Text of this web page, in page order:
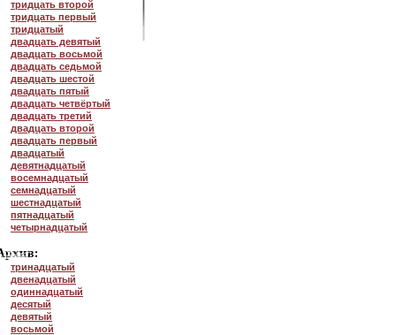
тридцать второй
тридцать первый
тридцатый
двадцать девятый
двадцать восьмой
двадцать седьмой
двадцать шестой
двадцать пятый
двадцать четвёртый
двадцать третий
двадцать второй
двадцать первый
двадцатый
девятнадцатый
восемнадцатый
семнадцатый
шестнадцатый
пятнадцатый
четырнадцатый
тринадцатый
двенадцатый
одиннадцатый
десятый
девятый
восьмой